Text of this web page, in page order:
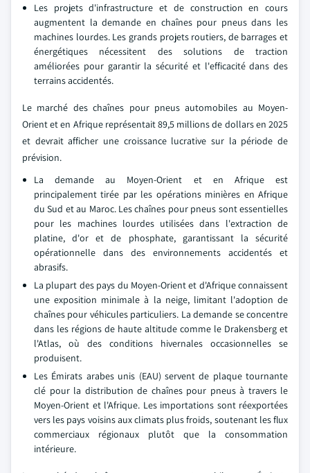
Les projets d'infrastructure et de construction en cours
augmentent la demande en chaînes pour pneus dans les
machines lourdes. Les grands projets routiers, de barrages et
énergétiques nécessitent des solutions de traction
améliorées pour garantir la sécurité et l'efficacité dans des
terrains accidentés.
Le marché des chaînes pour pneus automobiles au Moyen-
Orient et en Afrique représentait 89,5 millions de dollars en 2025
et devrait afficher une croissance lucrative sur la période de
prévision.
La demande au Moyen-Orient et en Afrique est
principalement tirée par les opérations minières en Afrique
du Sud et au Maroc. Les chaînes pour pneus sont essentielles
pour les machines lourdes utilisées dans l'extraction de
platine, d'or et de phosphate, garantissant la sécurité
opérationnelle dans des environnements accidentés et
abrasifs.
La plupart des pays du Moyen-Orient et d'Afrique connaissent
une exposition minimale à la neige, limitant l'adoption de
chaînes pour véhicules particuliers. La demande se concentre
dans les régions de haute altitude comme le Drakensberg et
l'Atlas, où des conditions hivernales occasionnelles se
produisent.
Les Émirats arabes unis (EAU) servent de plaque tournante
clé pour la distribution de chaînes pour pneus à travers le
Moyen-Orient et l'Afrique. Les importations sont réexportées
vers les pays voisins aux climats plus froids, soutenant les flux
commerciaux régionaux plutôt que la consommation
intérieure.